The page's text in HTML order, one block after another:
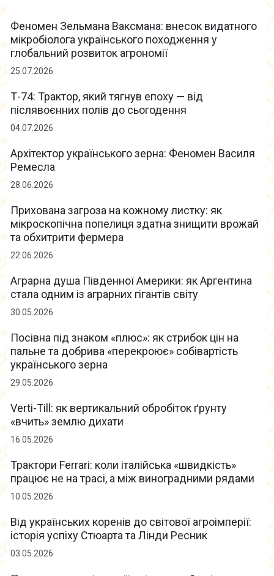
Феномен Зельмана Ваксмана: внесок видатного
мікробіолога українського походження у
глобальний розвиток агрономії
25.07.2026
Т-74: Трактор, який тягнув епоху — від
післявоєнних полів до сьогодення
04.07.2026
Архітектор українського зерна: Феномен Василя
Ремесла
28.06.2026
Прихована загроза на кожному листку: як
мікроскопічна попелиця здатна знищити врожай
та обхитрити фермера
22.06.2026
Аграрна душа Південної Америки: як Аргентина
стала одним із аграрних гігантів світу
30.05.2026
Посівна під знаком «плюс»: як стрибок цін на
пальне та добрива «перекроює» собівартість
українського зерна
29.05.2026
Verti-Till: як вертикальний обробіток ґрунту
«вчить» землю дихати
16.05.2026
Трактори Ferrari: коли італійська «швидкість»
працює не на трасі, а між виноградними рядами
10.05.2026
Від українських коренів до світової агроімперії:
історія успіху Стюарта та Лінди Ресник
03.05.2026